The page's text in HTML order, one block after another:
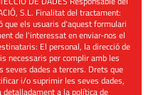
S.L. Finalitat del tractament:
que els usuaris d'aquest formulari
de l'interessat en enviar-nos el
El personal, la direcció de
necessaris per complir amb les
seves dades a tercers. Drets que
i/o suprimir les seves dades,
a la política de